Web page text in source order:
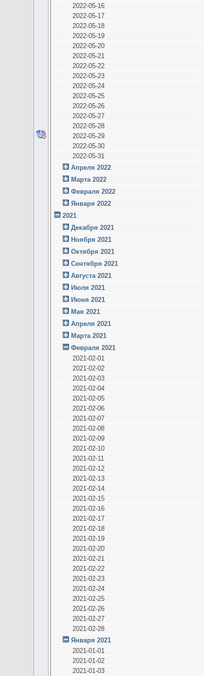
2022-05-16
2022-05-17
2022-05-18
2022-05-19
2022-05-20
2022-05-21
2022-05-22
2022-05-23
2022-05-24
2022-05-25
2022-05-26
2022-05-27
2022-05-28
2022-05-29
2022-05-30
2022-05-31
Апреля 2022
Марта 2022
Февраля 2022
Января 2022
2021
Декабря 2021
Ноября 2021
Октября 2021
Сентября 2021
Августа 2021
Июля 2021
Июня 2021
Мая 2021
Апреля 2021
Марта 2021
Февраля 2021
2021-02-01
2021-02-02
2021-02-03
2021-02-04
2021-02-05
2021-02-06
2021-02-07
2021-02-08
2021-02-09
2021-02-10
2021-02-11
2021-02-12
2021-02-13
2021-02-14
2021-02-15
2021-02-16
2021-02-17
2021-02-18
2021-02-19
2021-02-20
2021-02-21
2021-02-22
2021-02-23
2021-02-24
2021-02-25
2021-02-26
2021-02-27
2021-02-28
Января 2021
2021-01-01
2021-01-02
2021-01-03